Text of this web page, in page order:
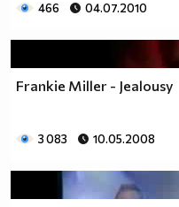
466 04.07.2010
Frankie Miller - Jealousy
3 083 10.05.2008